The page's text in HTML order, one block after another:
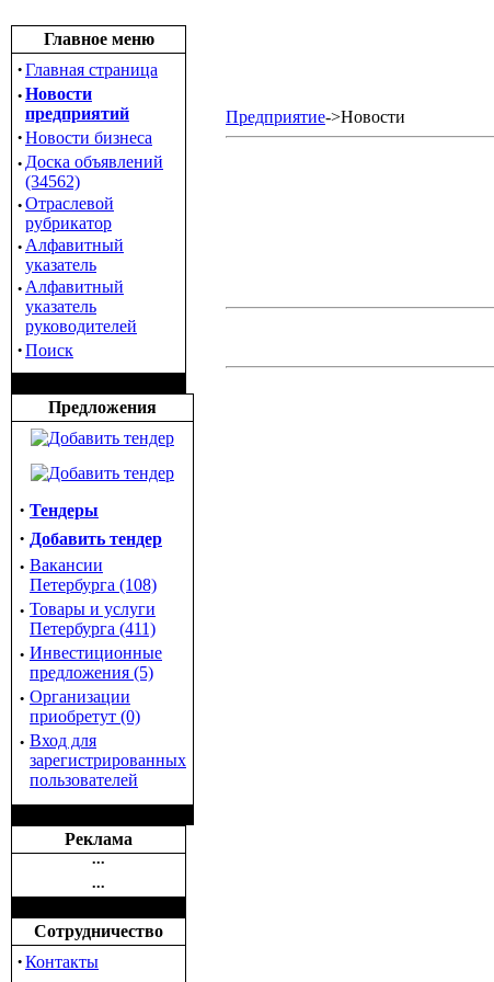
Главное меню
·Главная страница
·Новости
предприятий
·Новости бизнеса
· Доска объявлений
(34562)
·Отраслевой
рубрикатор
· Алфавитный
указатель
· Алфавитный
указатель
руководителей
·Поиск
Предложения
· Тендеры
· Добавить тендер
· Вакансии
Петербурга (108)
· Товары и услуги
Петербурга (411)
· Инвестиционные
предложения (5)
· Организации
приобретут (0)
· Вход для
зарегистрированных
пользователей
Реклама
•••
•••
Сотрудничество
·Контакты
Предприятие->Новости